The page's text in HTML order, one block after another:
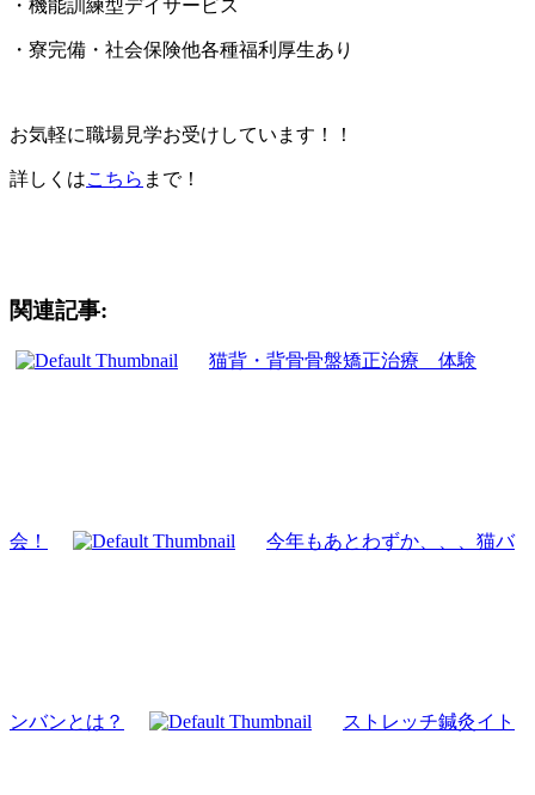
・機能訓練型デイサービス
・寮完備・社会保険他各種福利厚生あり
お気軽に職場見学お受けしています！！
詳しくはこちら まで！
関連記事:
猫背・背骨骨盤矯正治療 体験
会！ 今年もあとわずか、、、猫バ
ンバンとは？ ストレッチ鍼灸イト